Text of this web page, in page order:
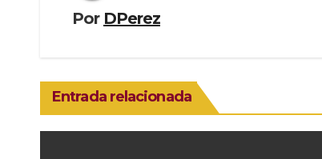
Por DPerez
Entrada relacionada